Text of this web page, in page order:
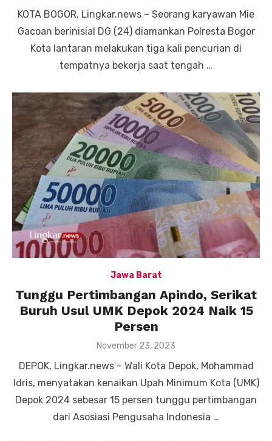
KOTA BOGOR, Lingkar.news – Seorang karyawan Mie
Gacoan berinisial DG (24) diamankan Polresta Bogor
Kota lantaran melakukan tiga kali pencurian di
tempatnya bekerja saat tengah …
Jawa Barat
Tunggu Pertimbangan Apindo, Serikat
Buruh Usul UMK Depok 2024 Naik 15
Persen
Posted
November 23, 2023
DEPOK, Lingkar.news – Wali Kota Depok, Mohammad
Idris, menyatakan kenaikan Upah Minimum Kota (UMK)
Depok 2024 sebesar 15 persen tunggu pertimbangan
dari Asosiasi Pengusaha Indonesia …